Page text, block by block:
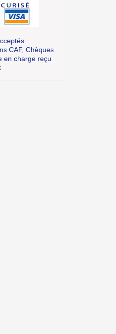
CAF, Chèques
en charge reçu